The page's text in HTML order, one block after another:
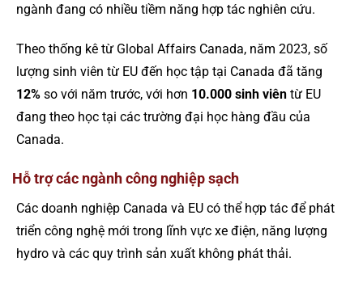
ngành đang có nhiều tiềm năng hợp tác nghiên cứu.
Theo thống kê từ Global Affairs Canada, năm 2023, số
lượng sinh viên từ EU đến học tập tại Canada đã tăng
12% so với năm trước, với hơn 10.000 sinh viên từ EU
đang theo học tại các trường đại học hàng đầu của
Canada.
Hỗ trợ các ngành công nghiệp sạch
Các doanh nghiệp Canada và EU có thể hợp tác để phát
triển công nghệ mới trong lĩnh vực xe điện, năng lượng
hydro và các quy trình sản xuất không phát thải.